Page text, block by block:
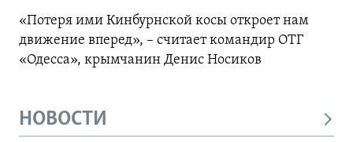
«Потеря ими Кинбурнской косы откроет нам
движение вперед», – считает командир ОТГ
«Одесса», крымчанин Денис Носиков
НОВОСТИ